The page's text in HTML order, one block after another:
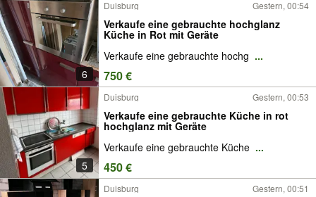
6
Duisburg Gestern, 00:54
Verkaufe eine gebrauchte hochglanz
Küche in Rot mit Geräte
Verkaufe eine gebrauchte hochg ...
750 €
5
Duisburg Gestern, 00:53
Verkaufe eine gebrauchte Küche in rot
hochglanz mit Geräte
Verkaufe eine gebrauchte Küche ...
450 €
Duisburg Gestern, 00:51